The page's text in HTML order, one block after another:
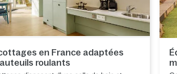
en France adaptées
roulants